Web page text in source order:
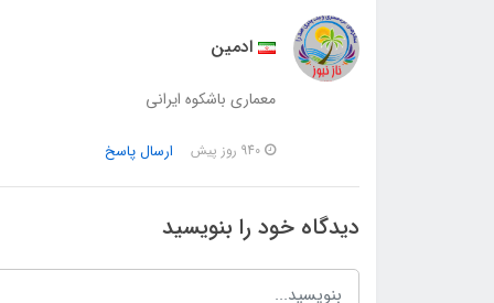
ادمین
معماری باشکوه ایرانی
ارسال پاسخ
دیدگاه خود را بنویسید